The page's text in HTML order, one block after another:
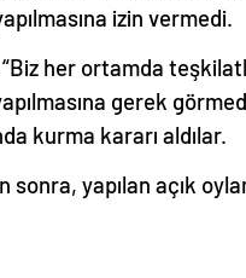
izin vermedi.
her ortamda
gerek
kurma kararı aldılar.
sonra, yapılan açık